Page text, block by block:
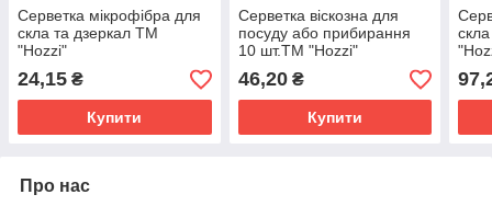
Серветка мікрофібра для
скла та дзеркал ТМ
"Hozzi"
24,15 ₴
Купити
Серветка віскозна для
посуду або прибирання
10 шт.ТМ "Hozzi"
46,20₴
Купити
Про нас